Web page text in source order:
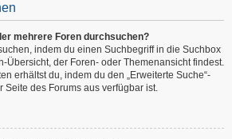
mehrere Foren durchsuchen?
indem du einen Suchbegriff in die Suchbox
Übersicht, der Foren- oder Themenansicht findest.
erhältst du, indem du den „Erweiterte Suche“-
Seite des Forums aus verfügbar ist.